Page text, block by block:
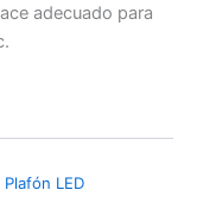
adecuado para
Plafón LED